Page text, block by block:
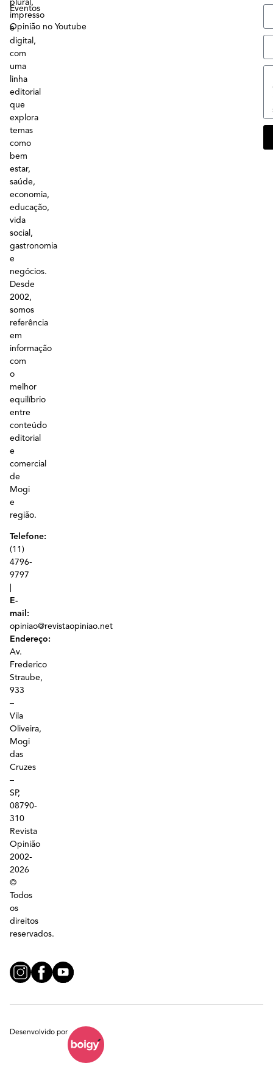
plural,
impresso
e
digital,
com
uma
linha
editorial
que
explora
temas
como
bem
estar,
saúde,
economia,
educação,
vida
social,
gastronomia
e
negócios.
Desde
2002,
somos
referência
em
informação
com
o
melhor
equilíbrio
entre
conteúdo
editorial
e
comercial
de
Mogi
e
região.
Telefone:
(11)
4796-
9797
E-
mail:
opiniao@revistaopiniao.net
Endereço:
Av.
Frederico
Straube,
933
–
Vila
Oliveira,
Mogi
das
Cruzes
–
SP,
08790-
310
Revista
Opinião
2002-
2026
©
Todos
os
direitos
reservados.
Eventos
Opinião no Youtube
Desenvolvido por